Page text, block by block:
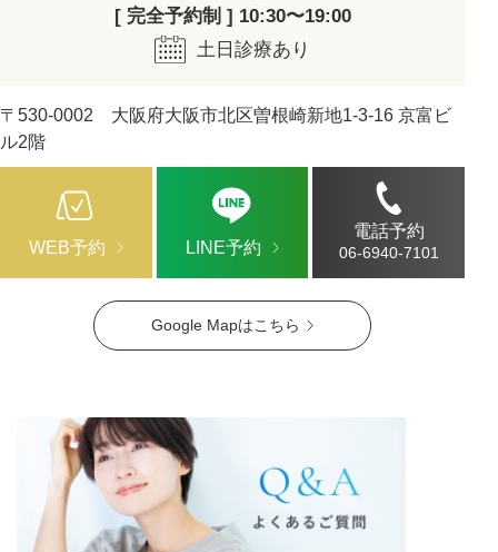
Google Mapはこちら
[ 完全予約制 ] 10:30〜19:00
土日診療あり
〒530-0002 大阪府大阪市北区曽根崎新地1-3-16 京富ビ
ル2階
WEB予約 LINE予約
電話予約
06-6940-7101